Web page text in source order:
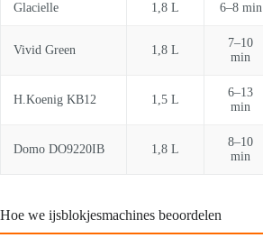
Glacielle 1,8 L 6–8 min
Vivid Green 1,8 L
7–10
min
H.Koenig KB12 1,5 L
6–13
min
Domo DO9220IB 1,8 L
8–10
min
Hoe we ijsblokjesmachines beoordelen